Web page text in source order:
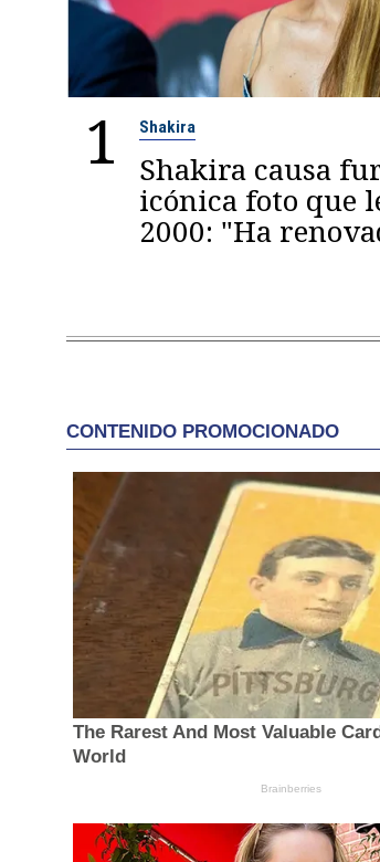
1 Shakira
Shakira causa
icónica foto que
2000: "Ha